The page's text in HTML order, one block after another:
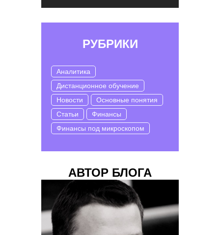
РУБРИКИ
Аналитика
Дистанционное обучение
Новости
Основные понятия
Статьи
Финансы
Финансы под микроскопом
АВТОР БЛОГА